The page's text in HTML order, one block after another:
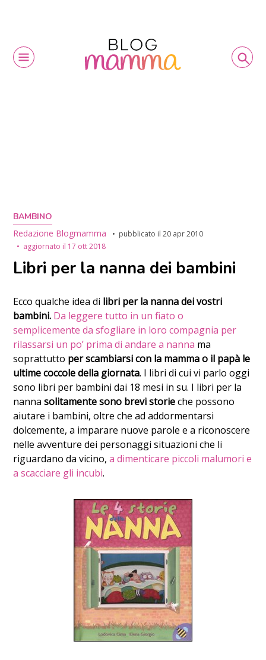
BAMBINO
Redazione Blogmamma
pubblicato il20 apr 2010
aggiornato il 17 ott 2018
Libri per la nanna dei bambini
Ecco qualche idea di libri per la nanna dei vostri
bambini. Da leggere tutto in un fiato o
semplicemente da sfogliare in loro compagnia per
rilassarsi un po’ prima di andare a nanna ma
soprattutto per scambiarsi con la mamma o il papà le
ultime coccole della giornata. I libri di cui vi parlo oggi
sono libri per bambini dai 18 mesi in su. I libri per la
nannasolitamente sono brevi storieche possono
aiutare i bambini, oltre che ad addormentarsi
dolcemente, a imparare nuove parole e a riconoscere
nelle avventure dei personaggi situazioni che li
riguardano da vicino,a dimenticare piccoli malumori e
a scacciare gli incubi.